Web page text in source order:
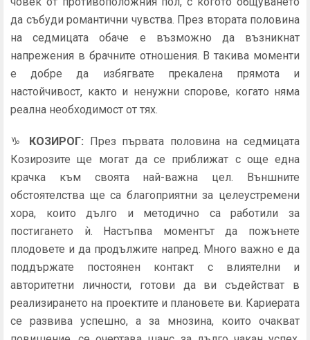
да събуди романтични чувства. През втората половина
на седмицата обаче е възможно да възникнат
напрежения в брачните отношения. В такива моменти
е добре да избягвате прекалена прямота и
настойчивост, както и ненужни спорове, когато няма
реална необходимост от тях.
♑ КОЗИРОГ: През първата половина на седмицата
Козирозите ще могат да се приближат с още една
крачка към своята най-важна цел. Външните
обстоятелства ще са благоприятни за целеустремени
хора, които дълго и методично са работили за
постигането ѝ. Настъпва моментът да пожънете
плодовете и да продължите напред. Много важно е да
поддържате постоянен контакт с влиятелни и
авторитетни личности, готови да ви съдействат в
реализирането на проектите и плановете ви. Кариерата
се развива успешно, а за мнозина, които очакват